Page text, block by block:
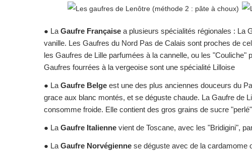
● La Gaufre Française a plusieurs spécialités régionales : La
vanille. Les Gaufres du Nord Pas de Calais sont proches de
les Gaufres de Lille parfumées à la cannelle, ou les
Gaufres fourrées à la vergeoise sont une spécialité Lilloise
● La Gaufre Belge est une des plus anciennes douceurs du
grace aux blanc montés, et se déguste chaude. La Gaufre de
consomme froide. Elle contient des gros grains de sucre
● La Gaufre Italienne vient de Toscane, avec les "Bridigini",
● La Gaufre Norvégienne se déguste avec de la cardamome